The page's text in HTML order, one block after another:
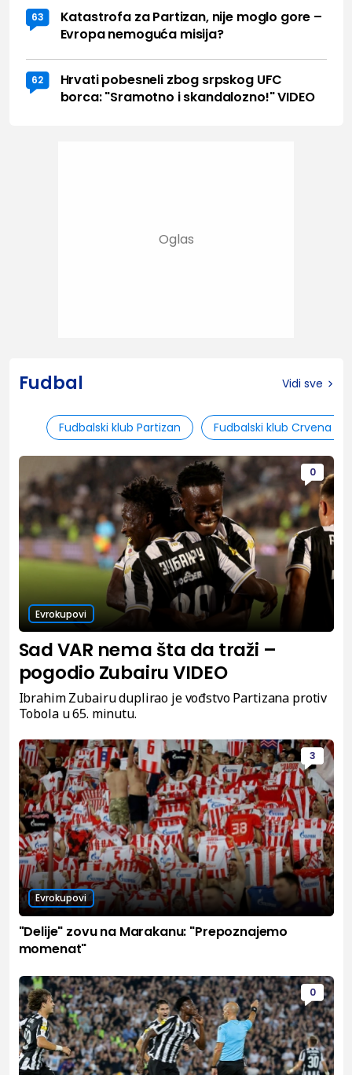
63
Katastrofa za Partizan, nije moglo gore –
Evropa nemoguća misija?
62
Hrvati pobesneli zbog srpskog UFC
borca: "Sramotno i skandalozno!" VIDEO
Fudbal Vidi sve
Fudbalski klub Partizan Fudbalski klub Crvena
0
Evrokupovi
Sad VAR nema šta da traži –
pogodio Zubairu VIDEO
Ibrahim Zubairu duplirao je vođstvo Partizana protiv
Tobola u 65. minutu.
3
Evrokupovi
"Delije" zovu na Marakanu: "Prepoznajemo
momenat"
0